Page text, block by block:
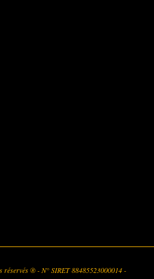
® - N° SIRET 88485523000014 -